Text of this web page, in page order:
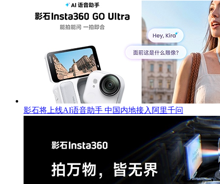
影石将上线AI语音助手 中国内地接入阿里千问